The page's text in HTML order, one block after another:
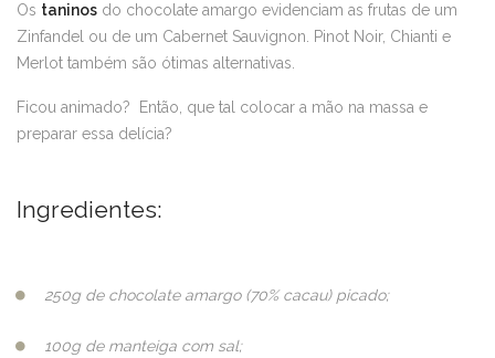
Os taninos do chocolate amargo evidenciam as frutas de um
Zinfandel ou de um Cabernet Sauvignon. Pinot Noir, Chianti e
Merlot também são ótimas alternativas.
Ficou animado? Então, que tal colocar a mão na massa e
preparar essa delícia?
Ingredientes:
250g de chocolate amargo (70% cacau) picado;
100g de manteiga com sal;